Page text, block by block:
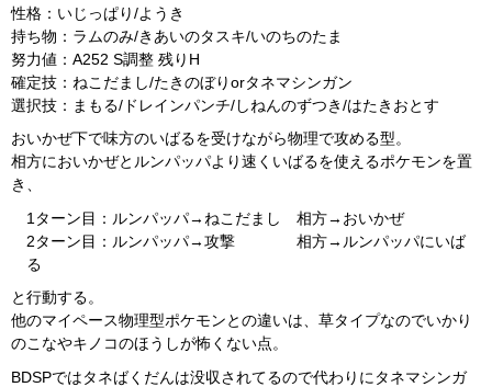
性格：いじっぱり/ようき
持ち物：ラムのみ/きあいのタスキ/いのちのたま
努力値：A252 S調整 残りH
確定技：ねこだまし/たきのぼりorタネマシンガン
選択技：まもる/ドレインパンチ/しねんのずつき/はたきおとす
おいかぜ下で味方のいばるを受けながら物理で攻める型。
相方においかぜとルンパッパより速くいばるを使えるポケモンを置
き、
1ターン目：ルンパッパ→ねこだまし 相方→おいかぜ
2ターン目：ルンパッパ→攻撃 相方→ルンパッパにいば
る
と行動する。
他のマイペース物理型ポケモンとの違いは、草タイプなのでいかり
のこなやキノコのほうしが怖くない点。
BDSPではタネばくだんは没収されてるので代わりにタネマシンガ